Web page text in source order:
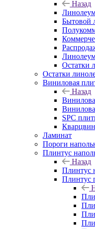
Назад
Бытовой
Остатки
Остатки
Виниловая
Назад
SPC
Ламинат
Пороги
Плинтус
Назад
Плинтус
Плинтус